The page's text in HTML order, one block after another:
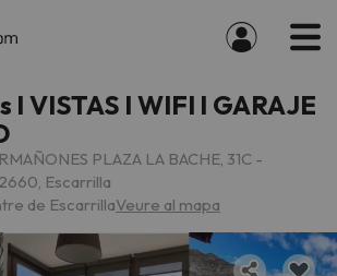
l VISTAS l WIFI l GARAJE
PLAZA LA BACHE, 31C -
Escarrilla
de EscarrillaVeure al mapa